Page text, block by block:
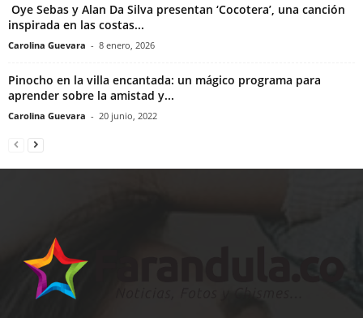
Oye Sebas y Alan Da Silva presentan ‘Cocotera’, una canción
inspirada en las costas...
Carolina Guevara - 8 enero, 2026
Pinocho en la villa encantada: un mágico programa para
aprender sobre la amistad y...
Carolina Guevara - 20 junio, 2022